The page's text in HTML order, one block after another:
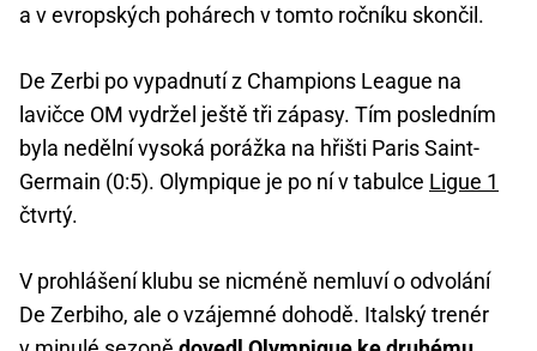
a v evropských pohárech v tomto ročníku skončil.
De Zerbi po vypadnutí z Champions League na
lavičce OM vydržel ještě tři zápasy. Tím posledním
byla nedělní vysoká porážka na hřišti Paris Saint-
Germain (0:5). Olympique je po ní v tabulce Ligue 1
čtvrtý.
V prohlášení klubu se nicméně nemluví o odvolání
De Zerbiho, ale o vzájemné dohodě. Italský trenér